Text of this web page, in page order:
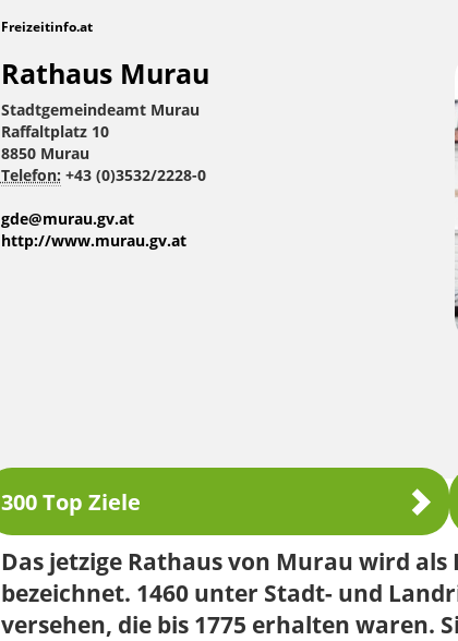
Freizeitinfo.at
Rathaus Murau
Stadtgemeindeamt Murau
Raffaltplatz 10
8850 Murau
Telefon: +43 (0)3532/2228-0
gde@murau.gv.at
http://www.murau.gv.at
300 Top Ziele
Das jetzige Rathaus von Murau wird als
bezeichnet. 1460 unter Stadt- und
versehen, die bis 1775 erhalten waren.